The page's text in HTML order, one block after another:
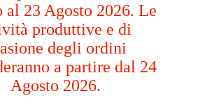
al 23 Agosto 2026. Le
produttive e di
degli ordini
a partire dal 24
Agosto 2026.